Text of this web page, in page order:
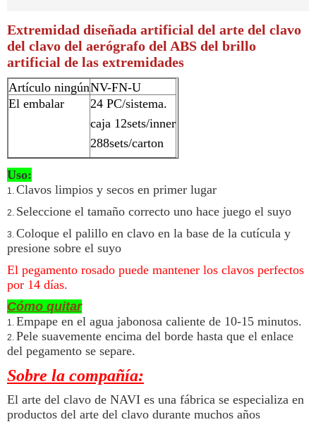
Extremidad diseñada artificial del arte del clavo
del clavo del aerógrafo del ABS del brillo
artificial de las extremidades
Artículo ningúnNV-FN-U
El embalar
24 PC/sistema.
caja 12sets/inner
288sets/carton
Uso:
1. Clavos limpios y secos en primer lugar
2. Seleccione el tamaño correcto uno hace juego el suyo
3. Coloque el palillo en clavo en la base de la cutícula y
presione sobre el suyo
El pegamento rosado puede mantener los clavos perfectos
por 14 días.
Cómo quitar
1. Empape en el agua jabonosa caliente de 10-15 minutos.
2. Pele suavemente encima del borde hasta que el enlace
del pegamento se separe.
Sobre la compañía:
El arte del clavo de NAVI es una fábrica se especializa en
productos del arte del clavo durante muchos años